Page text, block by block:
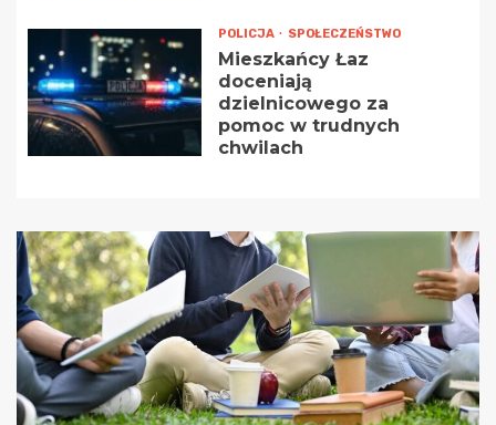
POLICJA SPOŁECZEŃSTWO
Mieszkańcy Łaz
doceniają
dzielnicowego za
pomoc w trudnych
chwilach